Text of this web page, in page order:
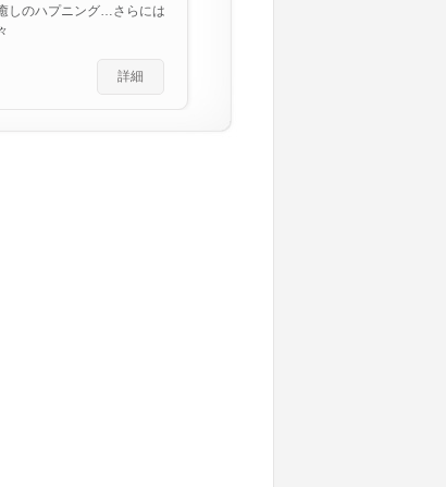
しのハプニング…さらには
詳細